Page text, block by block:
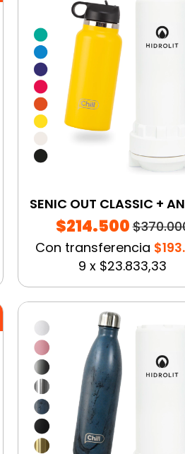
SENIC OUT CLASSIC +
$214.500
Con transferencia
9 x $23.833,33